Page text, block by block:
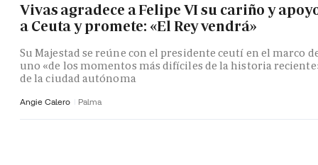
Vivas agradece a Felipe VI su cariño y
a Ceuta y promete: «El Rey vendrá»
Su Majestad se reúne con el presidente ceutí en el marco
uno «de los momentos más difíciles de la historia
de la ciudad autónoma
Angie Calero Palma